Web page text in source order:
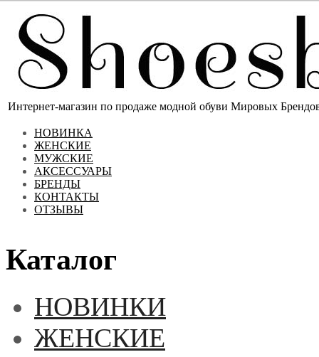
Интернет-магазин по продаже модной обуви Мировых
НОВИНКА
ЖЕНСКИЕ
МУЖСКИЕ
АКСЕССУАРЫ
БРЕНДЫ
КОНТАКТЫ
ОТЗЫВЫ
Каталог
НОВИНКИ
ЖЕНСКИЕ